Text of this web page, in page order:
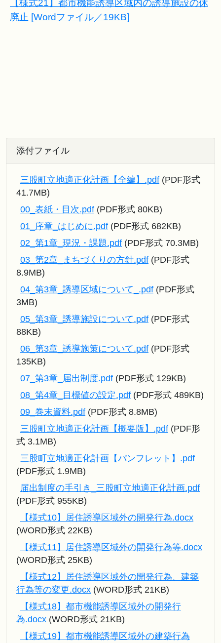
【様式21】都市機能誘導区域内の誘導施設の休
廃止 [Wordファイル／19KB]
添付ファイル
三股町立地適正化計画【全編】.pdf (PDF形式
41.7MB)
00_表紙・目次.pdf (PDF形式 80KB)
01_序章_はじめに.pdf (PDF形式 682KB)
02_第1章_現況・課題.pdf (PDF形式 70.3MB)
03_第2章_まちづくりの方針.pdf (PDF形式
8.9MB)
04_第3章_誘導区域について_.pdf (PDF形式
3MB)
05_第3章_誘導施設について.pdf (PDF形式
88KB)
06_第3章_誘導施策について.pdf (PDF形式
135KB)
07_第3章_届出制度.pdf (PDF形式 129KB)
08_第4章_目標値の設定.pdf (PDF形式 489KB)
09_巻末資料.pdf (PDF形式 8.8MB)
三股町立地適正化計画【概要版】.pdf (PDF形
式 3.1MB)
三股町立地適正化計画【パンフレット】.pdf
(PDF形式 1.9MB)
届出制度の手引き_三股町立地適正化計画.pdf
(PDF形式 955KB)
【様式10】居住誘導区域外の開発行為.docx
(WORD形式 22KB)
【様式11】居住誘導区域外の開発行為等.docx
(WORD形式 25KB)
【様式12】居住誘導区域外の開発行為、建築
行為等の変更.docx (WORD形式 21KB)
【様式18】都市機能誘導区域外の開発行
為.docx (WORD形式 21KB)
【様式19】都市機能誘導区域外の建築行為